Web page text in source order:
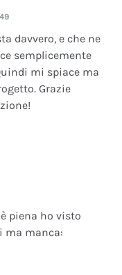
davvero, e che ne
semplicemente
mi spiace ma
Grazie
piena ho visto
ma manca: